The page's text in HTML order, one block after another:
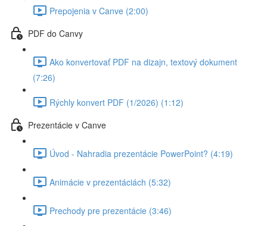
Prepojenia v Canve (2:00)
PDF do Canvy
Ako konvertovať PDF na dizajn, textový dokument
(7:26)
Rýchly konvert PDF (1/2026) (1:12)
Prezentácie v Canve
Úvod - Nahradia prezentácie PowerPoint? (4:19)
Animácie v prezentáciách (5:32)
Prechody pre prezentácie (3:46)